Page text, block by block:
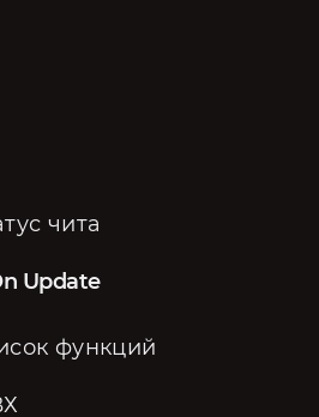
чита
Update
функций